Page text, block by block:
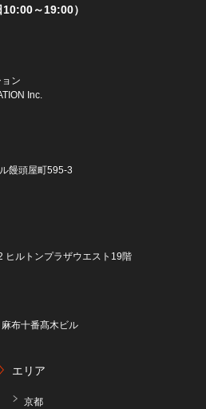
10:00～19:00）
ン
Inc.
饅頭屋町595-3
ヒルトンプラザウエスト19階
布十番髙木ビル
エリア
京都